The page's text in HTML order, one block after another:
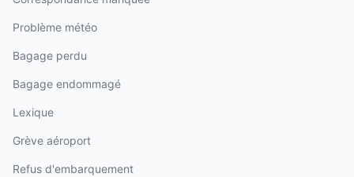
Problème météo
Bagage perdu
Bagage endommagé
Lexique
Grève aéroport
Refus d'embarquement